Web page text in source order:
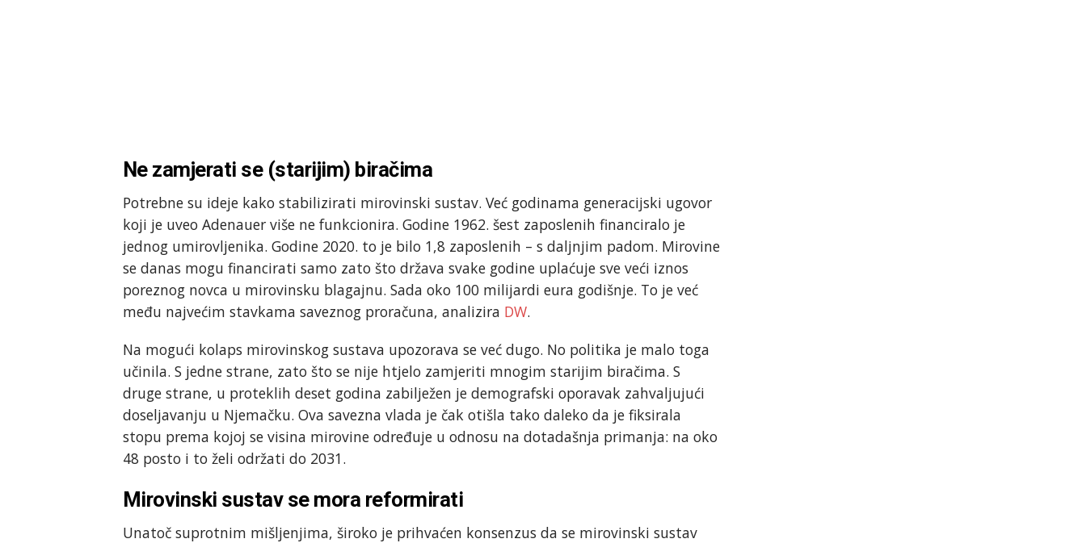
Ne zamjerati se (starijim) biračima
Potrebne su ideje kako stabilizirati mirovinski sustav. Već godinama generacijski ugovor
koji je uveo Adenauer više ne funkcionira. Godine 1962. šest zaposlenih financiralo je
jednog umirovljenika. Godine 2020. to je bilo 1,8 zaposlenih – s daljnjim padom. Mirovine
se danas mogu financirati samo zato što država svake godine uplaćuje sve veći iznos
poreznog novca u mirovinsku blagajnu. Sada oko 100 milijardi eura godišnje. To je već
među najvećim stavkama saveznog proračuna, analizira DW.
Na mogući kolaps mirovinskog sustava upozorava se već dugo. No politika je malo toga
učinila. S jedne strane, zato što se nije htjelo zamjeriti mnogim starijim biračima. S
druge strane, u proteklih deset godina zabilježen je demografski oporavak zahvaljujući
doseljavanju u Njemačku. Ova savezna vlada je čak otišla tako daleko da je fiksirala
stopu prema kojoj se visina mirovine određuje u odnosu na dotadašnja primanja: na oko
48 posto i to želi održati do 2031.
Mirovinski sustav se mora reformirati
Unatoč suprotnim mišljenjima, široko je prihvaćen konsenzus da se mirovinski sustav